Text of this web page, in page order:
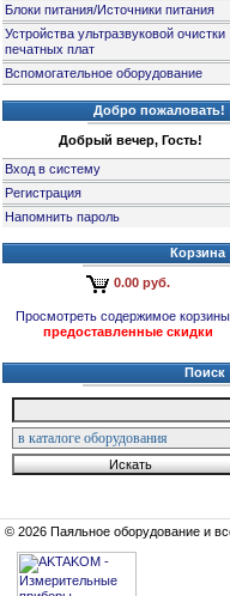
Блоки питания/Источники питания
Устройства ультразвуковой очистки
печатных плат
Вспомогательное оборудование
Добро пожаловать!
Добрый вечер, Гость!
Вход в систему
Регистрация
Напомнить пароль
Корзина
0.00 руб.
Просмотреть содержимое
предоставленные скидки
Поиск
© 2026 Паяльное оборудование и